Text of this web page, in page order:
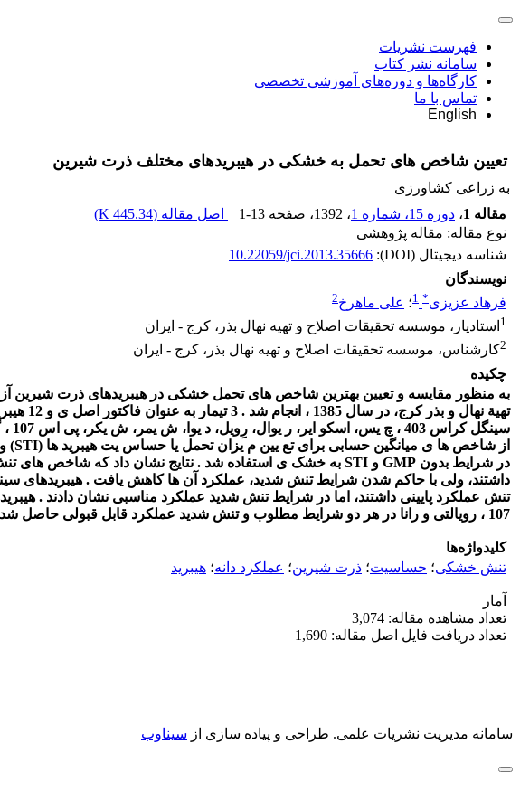
فهرست نشریات
سامانه نشر کتاب
کارگاه‌ها و دوره‌های آموزشی تخصصی
تماس با ما
English
تعیین شاخص های تحمل به خشکی در هیبریدهای مختلف ذرت شیرین
به زراعی کشاورزی
مقاله 1
، دوره 15، شماره 1 ، 1392 ، صفحه 1-13 اصل مقاله (445.34 K
)
نوع مقاله: مقاله پژوهشی
شناسه دیجیتال (DOI):
10.22059/jci.2013.35666
نویسندگان
فرهاد عزیزی*
1؛ علی ماهرخ2
1 استادیار، موسسه تحقیقات اصلاح و تهیه نهال بذر، کرج - ایران
2کارشناس، موسسه تحقیقات اصلاح و تهیه نهال بذر، کرج - ایران
چکیده
به منظور مقایسه و تعیین بهترین شاخص های تحمل خشکی در هیبریدهای ذرت
تهیة نهال و بذر کرج، در سال 1385 ، انجام شد . 3 تیمار
به عنوان فاکتور اصل ی و 12 هیبرید (A آبیاری (آبیاری پس از 75 (شاهد)، 100 و 125 میلی متر تبخ یر تجمع ی از تش تک تبخ یر کلاس
سینگل کراس 403 ، چ یس، اسکو ایر، ر یوال، رِویل، د یوا، ش یمر، ش یکر، پی اس 107 ، گولدا، رویالتی و رانا به عنوان
از شاخص ها ی میانگین حسابی برای تع یین م یزان تحمل یا حساس یت هیبرید ها (STI) و شاخص تحمل به تنش (SSI) شاخص حساسیت به تنش ،(GMP) هندسی
در شرایط بدون GMP و STI به خشک ی استفاده شد . نتایج نشان داد که شاخص های
داشتند، ولی با حاکم شدن شرایط تنش شدید، عملکرد آن ها کاهش یافت . هیبریدهای سینگل کراس 403 ، اسکوایر، شیمر و
تنش عملکرد پایینی داشتند، اما در شرایط تنش شدید عملکرد مناسبی نشان دادند .
107 ، رویالتی و رانا در هر دو شرایط مطلوب و تنش
شدید عملکرد قابل قبولی حاصل شد. بنابراین، کشت این
کلیدواژه‌ها
تنش خشکی؛ حساسیت؛ ذرت شیرین؛ عملکرد دانه؛ هیبرید
آمار
تعداد مشاهده مقاله: 3,074
تعداد دریافت فایل اصل مقاله: 1,690
سامانه مدیریت نشریات علمی. طراحی و پیاده سازی از سیناوب